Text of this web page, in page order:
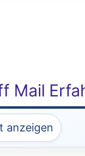
anzeigen
Mail